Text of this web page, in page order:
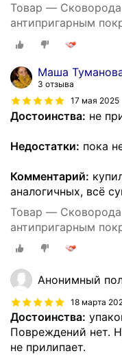
Товар —
антипригарным
ручкой цвет мрамор
Маша
3 отзыва
17 мая 2025
Достоинства: не
Недостатки: пока
Комментарий:
аналогичных, всё
Товар —
антипригарным
ручкой цвет мрамор
Анонимный
18 марта
Достоинства:
Повреждений нет.
не прилипает.